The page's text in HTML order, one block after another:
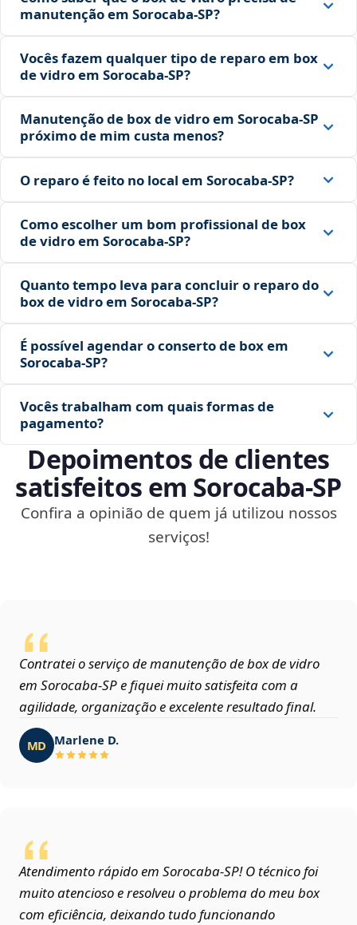
manutenção em Sorocaba‑SP?
Vocês fazem qualquer tipo de reparo em box
de vidro em Sorocaba‑SP?
Manutenção de box de vidro em Sorocaba‑SP
próximo de mim custa menos?
O reparo é feito no local em Sorocaba‑SP?
Como escolher um bom profissional de box
de vidro em Sorocaba‑SP?
Quanto tempo leva para concluir o reparo do
box de vidro em Sorocaba‑SP?
É possível agendar o conserto de box em
Sorocaba‑SP?
Vocês trabalham com quais formas de
pagamento?
Depoimentos de clientes
satisfeitos em Sorocaba‑SP
Confira a opinião de quem já utilizou nossos
serviços!
Contratei o serviço de manutenção de box de vidro
em Sorocaba‑SP e fiquei muito satisfeita com a
agilidade, organização e excelente resultado final.
MD Marlene D.
Atendimento rápido em Sorocaba‑SP! O técnico foi
muito atencioso e resolveu o problema do meu box
com eficiência, deixando tudo funcionando